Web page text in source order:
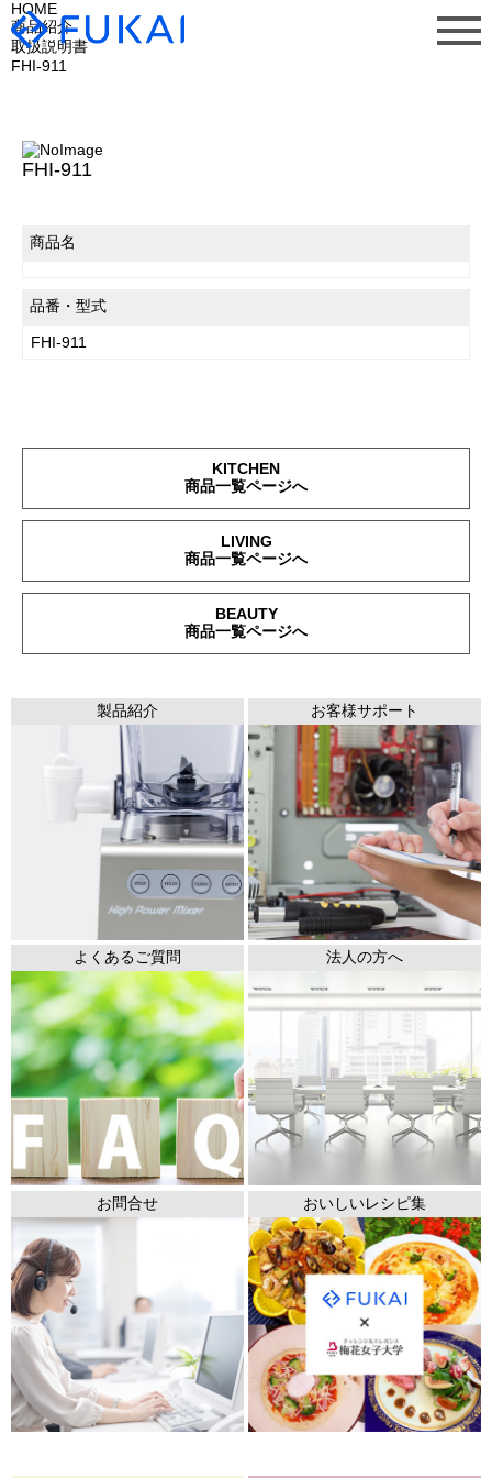
HOME
商品紹介
取扱説明書
FHI-911
FHI-911
商品名
品番・型式
FHI-911
KITCHEN
商品一覧ページへ
LIVING
商品一覧ページへ
BEAUTY
商品一覧ページへ
製品紹介 お客様サポート
よくあるご質問 法人の方へ
お問合せ おいしいレシピ集